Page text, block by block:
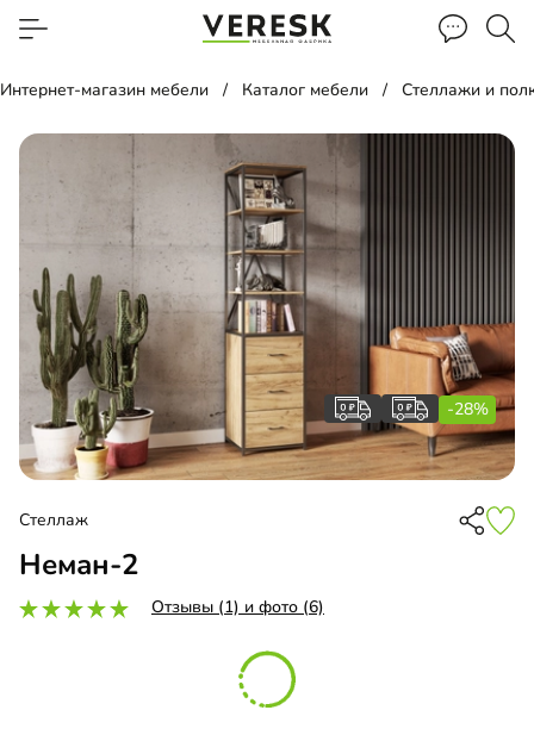
Интернет-магазин мебели Каталог мебели Стеллажи и
-28%
Стеллаж
Неман-2
Отзывы (1) и фото (6)